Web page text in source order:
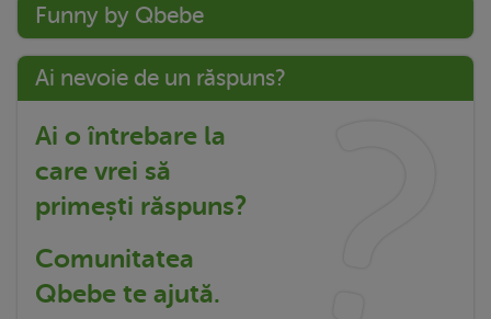
Funny by Qbebe
Ai nevoie de un răspuns?
Ai o întrebare la
care vrei să
primești răspuns?
Comunitatea
Qbebe te ajută.